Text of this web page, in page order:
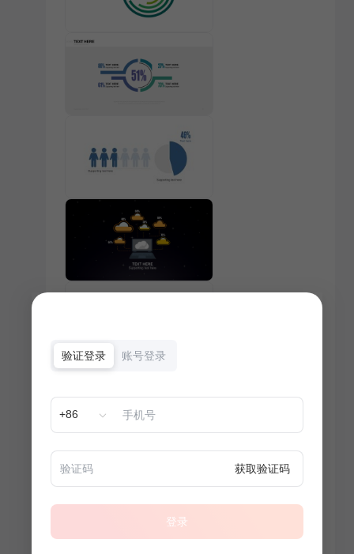
验证登录 账号登录
+86
获取验证码
登录